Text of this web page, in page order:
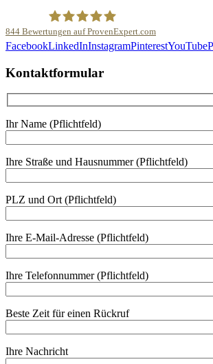
844 Bewertungen auf ProvenExpert.com
FacebookLinkedInInstagramPinterestYouTube
Kontaktformular
Ihr Name (Pflichtfeld)
Ihre Straße und Hausnummer (Pflichtfeld)
PLZ und Ort (Pflichtfeld)
Ihre E-Mail-Adresse (Pflichtfeld)
Ihre Telefonnummer (Pflichtfeld)
Beste Zeit für einen Rückruf
Ihre Nachricht